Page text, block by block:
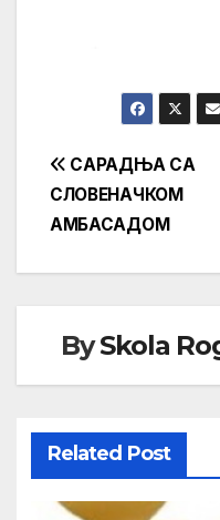
Кретање
чланка
САРАДЊА СА
СЛОВЕНАЧКОМ
АМБАСАДОМ
BySkola
Related Post